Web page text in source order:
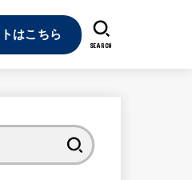
はこちら
SEARCH